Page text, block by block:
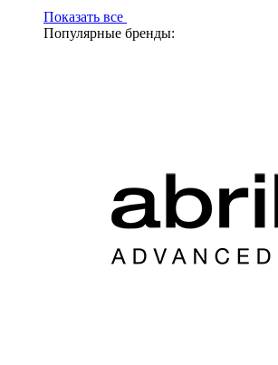
Показать все
Популярные бренды: